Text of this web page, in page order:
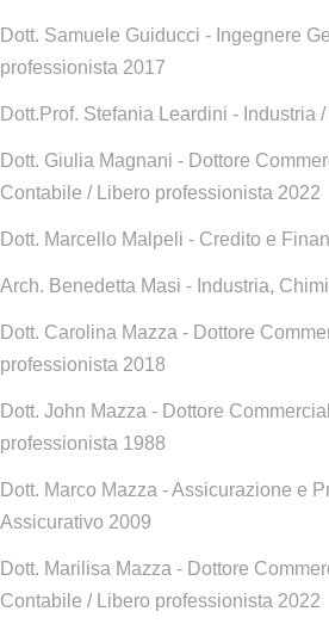
Dott. Samuele Guiducci - Ingegnere
professionista 2017
Dott.Prof. Stefania Leardini - Industria
Dott. Giulia Magnani - Dottore
Contabile / Libero professionista 2022
Dott. Marcello Malpeli - Credito e
Arch. Benedetta Masi - Industria,
Dott. Carolina Mazza - Dottore
professionista 2018
Dott. John Mazza - Dottore
professionista 1988
Dott. Marco Mazza - Assicurazione e
Assicurativo 2009
Dott. Marilisa Mazza - Dottore
Contabile / Libero professionista 2022